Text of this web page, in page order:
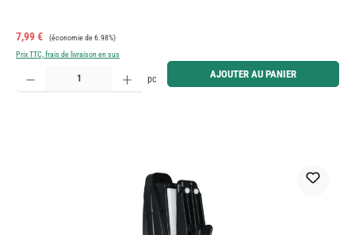
Prix de vente :
7,99 € Prix régulier :
(économie de 6.98%)
Prix TTC, frais de livraison en sus
Quantité de produit : Entrez la quantité souhaitée ou utilisez les boutons pour augmenter ou
pc AJOUTER AU PANIER